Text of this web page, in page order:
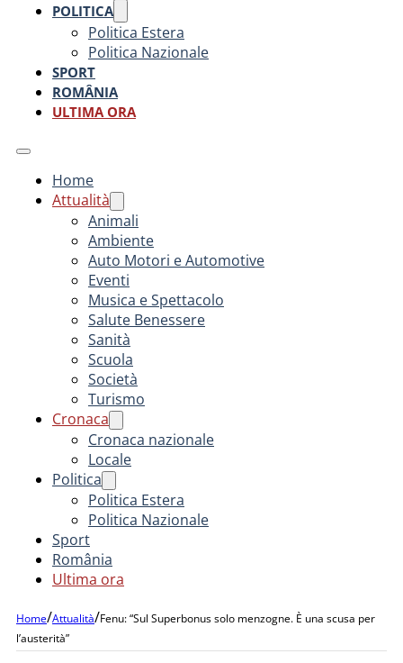
POLITICA
Politica Estera
Politica Nazionale
SPORT
ROMÂNIA
ULTIMA ORA
Home
Attualità
Animali
Ambiente
Auto Motori e Automotive
Eventi
Musica e Spettacolo
Salute Benessere
Sanità
Scuola
Società
Turismo
Cronaca
Cronaca nazionale
Locale
Politica
Politica Estera
Politica Nazionale
Sport
România
Ultima ora
Home/Attualità/Fenu: “Sul Superbonus solo menzogne. È una scusa per
l’austerità”